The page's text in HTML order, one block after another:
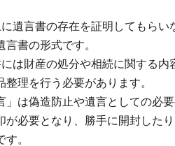
遺言書の存在を証明してもらい
書の形式です。
は財産の処分や相続に関する内
理を行う必要があります。
は偽造防止や遺言としての必
必要となり、勝手に開封した
。